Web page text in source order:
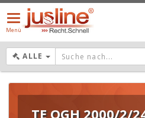
Menü
öffnen/schließen
Menü
ALLE DROPDOWN:
TE OGH 2000/2/